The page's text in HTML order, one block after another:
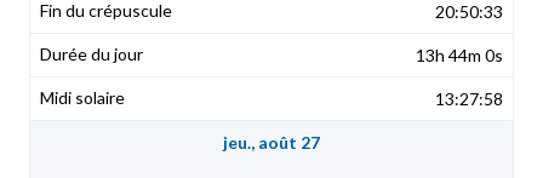
20:50:33
13h 44m 0s
13:27:58
jeu., août 27